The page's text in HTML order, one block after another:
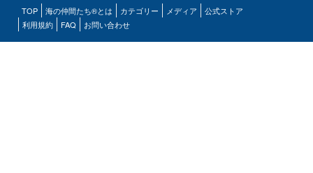
TOP
海の仲間たち®とは カテゴリー メディア
公式ストア
利用規約
FAQ お問い合わせ